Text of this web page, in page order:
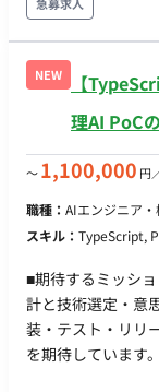
レビュー（出社。
ィスに出社 〇⾮
ク情報：Notion,
ロジェクト管理
〇グループウェ
GoogleCalendar,
社・求人の魅力
の技術選定に関わ
インの環境。開発
なソフトウェアラ
IDE 等を無償貸与） ■働き方 ・平日×週5日 ・基本10-19
相談可能 ・基本リ
on Rails データベ
基盤: AWS / GCP
ECS 構成管理:
CodeBuild 監視:
【開始時期】随
NEW
【
理AI PoC
〜1,100,000 円
職種： AIエンジニア
スキル： TypeScript,
■期待するミッシ
計と技術選定・意
装・テスト・リリ
を期待しています。 ■担当工程（業務範囲） Tech Leadとし